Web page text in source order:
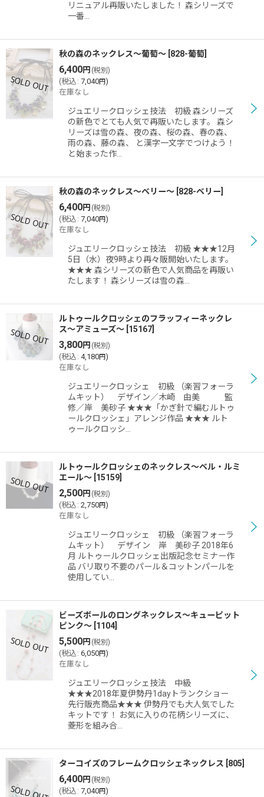
リニュアル再販いたしました！ 森シリーズで
一番…
秋の森のネックレス〜葡萄〜 828-葡萄
6,400円 (税別)
(税込 : 7,040円)
在庫なし
ジュエリークロッシェ技法 初級 森シリーズ
の新色でとても人気で再販いたします。 森シ
リーズは雪の森、夜の森、桜の森、春の森、
雨の森、藤の森、 と漢字一文字でつけよう！
と始まった作…
秋の森のネックレス〜ベリー〜 828-ベリー
6,400円 (税別)
(税込 : 7,040円)
在庫なし
ジュエリークロッシェ技法 初級 ★★★12月
5日（水）夜9時より再々販開始いたします。
★★★ 森シリーズの新色で人気商品を再販い
たします！ 森シリーズは雪の森…
ルトゥールクロッシェのフラッフィーネックレ
ス〜アミューズ〜 15167
3,800円 (税別)
(税込 : 4,180円)
在庫なし
ジュエリークロッシェ 初級 （楽習フォーラ
ムキット） デザイン／木崎 由美 監
修／岸 美砂子 ★★★「かぎ針で編むルトゥ
ールクロッシェ」アレンジ作品 ★★★ ルト
ゥールクロッシ…
ルトゥールクロッシェのネックレス〜ベル・ルミ
エール〜 15159
2,500円 (税別)
(税込 : 2,750円)
在庫なし
ジュエリークロッシェ 初級 （楽習フォーラ
ムキット） デザイン 岸 美砂子 2018年6
月 ルトゥールクロッシェ出版記念セミナー作
品 バリ取り不要のパール＆コットンパールを
使用してい…
ビーズボールのロングネックレス〜キューピット
ピンク〜 1104
5,500円 (税別)
(税込 : 6,050円)
在庫なし
ジュエリークロッシェ技法 中級
★★★2018年夏伊勢丹1dayトランクショー
先行販売商品★★★ 伊勢丹でも大人気でした
キットです！ お気に入りの花柄シリーズに、
菱形を組み合…
ターコイズのフレームクロッシェネックレス 805
6,400円 (税別)
(税込 : 7,040円)